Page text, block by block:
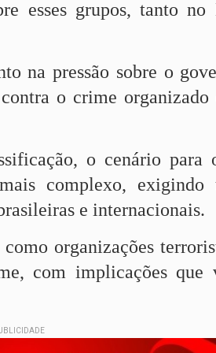
esses grupos, tanto no
na pressão sobre o
o crime
o cenário para
complexo, exigindo
e internacionais.
organizações
com implicações que